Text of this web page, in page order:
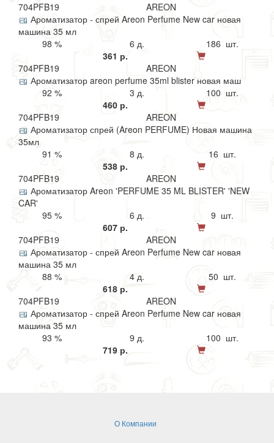
704PFB19
AREON
Ароматизатор - спрей Areon Perfume New car новая
машина 35 мл
98 %
6 д.
186 шт.
361 р.
704PFB19
AREON
Ароматизатор areon perfume 35ml blister новая маш
92 %
3 д.
100 шт.
460 р.
704PFB19
AREON
Ароматизатор спрей (Areon PERFUME) Новая машина
35мл
91 %
8 д.
16 шт.
538 р.
704PFB19
AREON
Ароматизатор Areon 'PERFUME 35 ML BLISTER' 'NEW
CAR'
95 %
6 д.
9 шт.
607 р.
704PFB19
AREON
Ароматизатор - спрей Areon Perfume New car новая
машина 35 мл
88 %
4 д.
50 шт.
618 р.
704PFB19
AREON
Ароматизатор - спрей Areon Perfume New car новая
машина 35 мл
93 %
9 д.
100 шт.
719 р.
О Компании